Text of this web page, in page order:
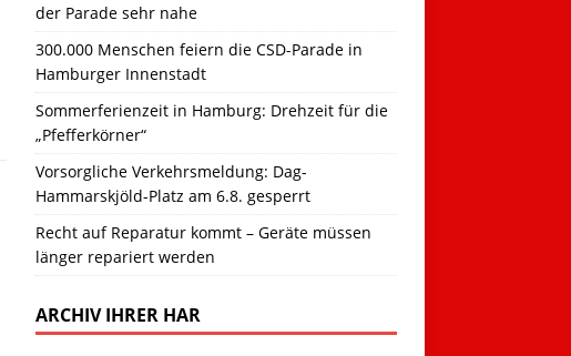
der Parade sehr nahe
300.000 Menschen feiern die CSD-Parade in
Hamburger Innenstadt
Sommerferienzeit in Hamburg: Drehzeit für die
„Pfefferkörner“
Vorsorgliche Verkehrsmeldung: Dag-
Hammarskjöld-Platz am 6.8. gesperrt
Recht auf Reparatur kommt – Geräte müssen
länger repariert werden
ARCHIV IHRER HAR